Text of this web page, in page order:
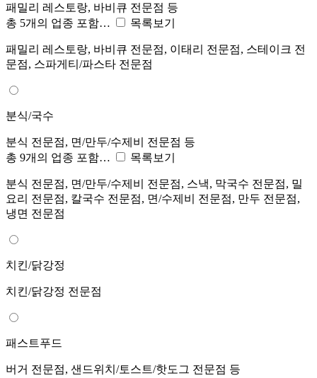
패밀리 레스토랑, 바비큐 전문점 등
총 5개의 업종 포함…
목록보기
패밀리 레스토랑, 바비큐 전문점, 이태리 전문점, 스테이크 전
문점, 스파게티/파스타 전문점
분식/국수
분식 전문점, 면/만두/수제비 전문점 등
총 9개의 업종 포함…
목록보기
분식 전문점, 면/만두/수제비 전문점, 스낵, 막국수 전문점, 밀
요리 전문점, 칼국수 전문점, 면/수제비 전문점, 만두 전문점,
냉면 전문점
치킨/닭강정
치킨/닭강정 전문점
패스트푸드
버거 전문점, 샌드위치/토스트/핫도그 전문점 등